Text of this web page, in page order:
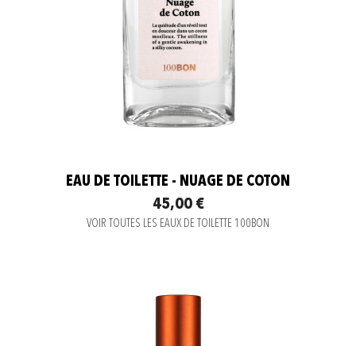
EAU DE TOILETTE - NUAGE DE COTON
45,00 €
VOIR TOUTES LES EAUX DE TOILETTE 100BON